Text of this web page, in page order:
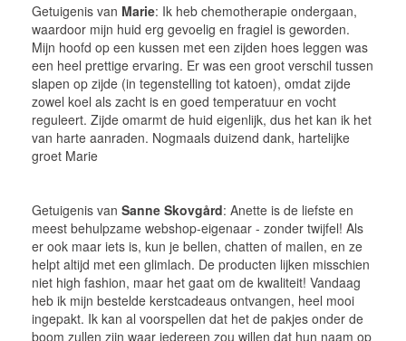
Getuigenis van Marie: Ik heb chemotherapie ondergaan,
waardoor mijn huid erg gevoelig en fragiel is geworden.
Mijn hoofd op een kussen met een zijden hoes leggen was
een heel prettige ervaring. Er was een groot verschil tussen
slapen op zijde (in tegenstelling tot katoen), omdat zijde
zowel koel als zacht is en goed temperatuur en vocht
reguleert. Zijde omarmt de huid eigenlijk, dus het kan ik het
van harte aanraden. Nogmaals duizend dank, hartelijke
groet Marie
Getuigenis van Sanne Skovgård: Anette is de liefste en
meest behulpzame webshop-eigenaar - zonder twijfel! Als
er ook maar iets is, kun je bellen, chatten of mailen, en ze
helpt altijd met een glimlach. De producten lijken misschien
niet high fashion, maar het gaat om de kwaliteit! Vandaag
heb ik mijn bestelde kerstcadeaus ontvangen, heel mooi
ingepakt. Ik kan al voorspellen dat het de pakjes onder de
boom zullen zijn waar iedereen zou willen dat hun naam op